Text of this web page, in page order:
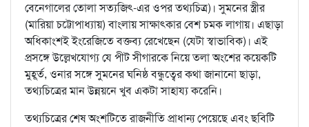
বেনেগালের তোলা সত্যজিৎ-এর ওপর তথ্যচিত্র)। সুমনের স্ত্রীর
(মারিয়া চট্টোপাধ্যায়) বাংলায় সাক্ষাৎকার বেশ চমক লাগায়। এছাড়া
অধিকাংশই ইংরেজিতে বক্তব্য রেখেছেন (যেটা স্বাভাবিক)। এই
প্রসঙ্গে উল্লেখযোগ্য যে পীট সীগারকে নিয়ে তলা অংশের কয়েকটি
মুহূর্ত, ওনার সঙ্গে সুমনের ঘনিষ্ঠ বন্ধুত্বের কথা জানানো ছাড়া,
তথ্যচিত্রের মান উন্নয়নে খুব একটা সাহায্য করেনি।
তথ্যচিত্রের শেষ অংশটিতে রাজনীতি প্রাধান্য পেয়েছে এবং ছবিটি